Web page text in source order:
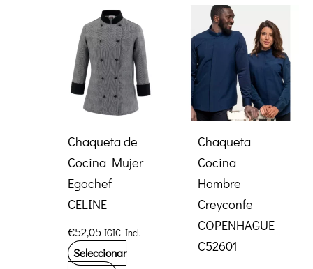
variantes.
Las
opciones
se
pueden
elegir
en
la
variantes.
Las
opciones
se
pueden
de
Chaqueta de
Cocina Mujer
Egochef
CELINE
€52,05 IGIC Incl.
Seleccionar
Chaqueta
Cocina
Hombre
Creyconfe
COPENHAGUE
C52601